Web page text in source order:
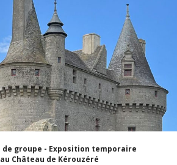
de groupe - Exposition temporaire
Château de Kérouzéré